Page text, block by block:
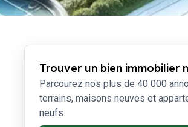
Trouver un bien immobilier
Parcourez nos plus de 40 000
terrains, maisons neuves et
neufs.